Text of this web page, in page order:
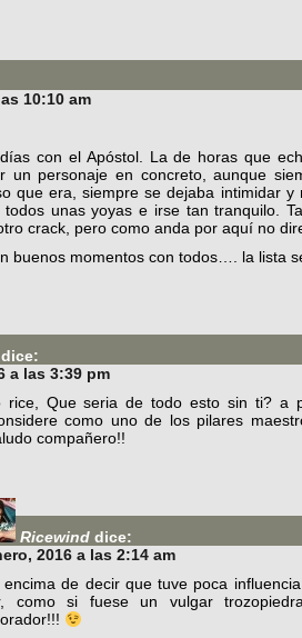
10:10 am
con el Apóstol. La de horas que
un personaje en concreto, aunque
que era, siempre se dejaba intimidar
unas yoyas e irse tan tranquilo.
crack, pero como anda por aquí no
buenos momentos con todos…. la lista
dice:
a las 3:39 pm
rice, Que seria de todo esto sin ti? a
como uno de los pilares
compañero!!
Ricewind dice:
2016 a las 2:14 am
encima de decir que tuve poca
como si fuese un vulgar